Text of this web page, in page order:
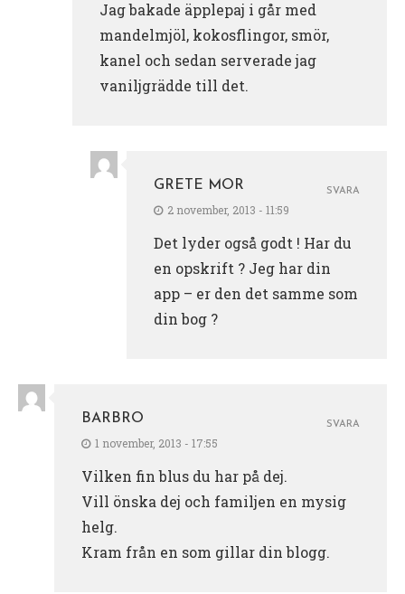
Jag bakade äpplepaj i går med
mandelmjöl, kokosflingor, smör,
kanel och sedan serverade jag
vaniljgrädde till det.
GRETE MOR
2 november, 2013 - 11:59
Det lyder også godt ! Har du
en opskrift ? Jeg har din
app – er den det samme som
din bog ?
SVARA
BARBRO
1 november, 2013 - 17:55
Vilken fin blus du har på dej.
Vill önska dej och familjen en mysig
helg.
Kram från en som gillar din blogg.
SVARA